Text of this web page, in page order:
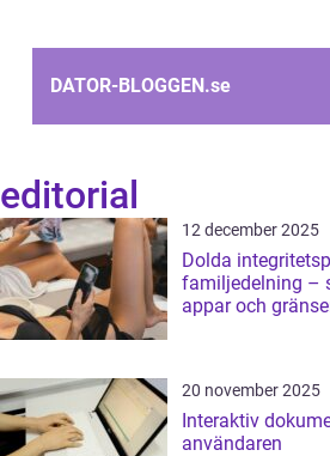
DATOR-BLOGGEN.se
editorial
12 december 2025
Dolda
familjedelning –
appar och
20 november 2025
Interaktiv
användaren